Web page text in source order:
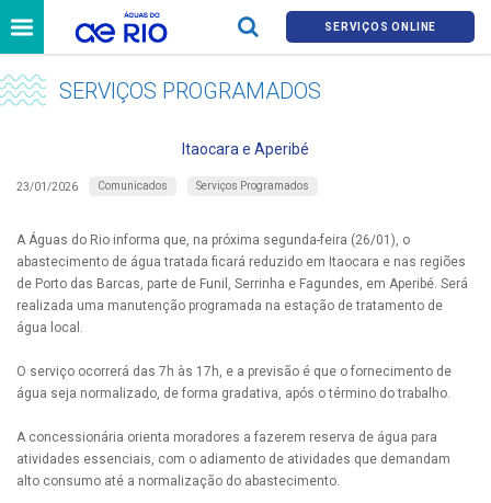
SERVIÇOS ONLINE
SERVIÇOS PROGRAMADOS
Itaocara e Aperibé
23/01/2026 Comunicados Serviços Programados
A Águas do Rio informa que, na próxima segunda-feira (26/01), o
abastecimento de água tratada ficará reduzido em Itaocara e nas regiões
de Porto das Barcas, parte de Funil, Serrinha e Fagundes, em Aperibé. Será
realizada uma manutenção programada na estação de tratamento de
água local.
O serviço ocorrerá das 7h às 17h, e a previsão é que o fornecimento de
água seja normalizado, de forma gradativa, após o término do trabalho.
A concessionária orienta moradores a fazerem reserva de água para
atividades essenciais, com o adiamento de atividades que demandam
alto consumo até a normalização do abastecimento.